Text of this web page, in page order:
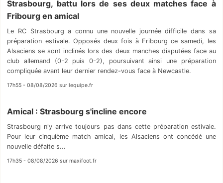
Strasbourg, battu lors de ses deux matches face à
Fribourg en amical
Le RC Strasbourg a connu une nouvelle journée difficile dans sa
préparation estivale. Opposés deux fois à Fribourg ce samedi, les
Alsaciens se sont inclinés lors des deux manches disputées face au
club allemand (0-2 puis 0-2), poursuivant ainsi une préparation
compliquée avant leur dernier rendez-vous face à Newcastle.
17h55 - 08/08/2026 sur lequipe.fr
Amical : Strasbourg s'incline encore
Strasbourg n'y arrive toujours pas dans cette préparation estivale.
Pour leur cinquième match amical, les Alsaciens ont concédé une
nouvelle défaite s...
17h35 - 08/08/2026 sur maxifoot.fr